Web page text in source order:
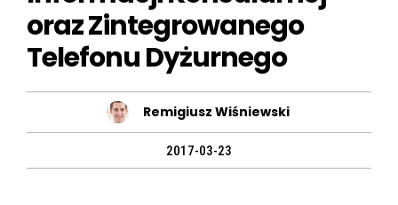
oraz Zintegrowanego
Telefonu Dyżurnego
Remigiusz Wiśniewski
2017-03-23